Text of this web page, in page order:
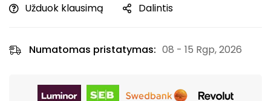
Užduok klausimą Dalintis
Numatomas pristatymas: 08 - 15 Rgp, 2026